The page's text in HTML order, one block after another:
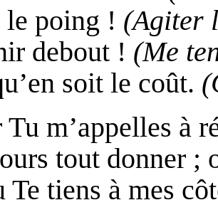
poing ! (Agiter
debout ! (Me
soit le coût.
m’appelles à
tout donner ;
Te tiens à mes